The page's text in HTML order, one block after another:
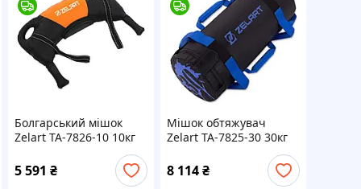
Болгарський мішок
Zelart TA-7826-10 10кг
чорний-помаранчевий
для силових тренувань
та кросфіту
5 591 ₴
Мішок обтяжувач
Zelart TA-7825-30 30кг
для кросфіту чорний-
синій
8 114₴